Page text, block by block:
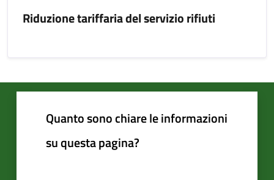
Riduzione tariffaria del servizio rifiuti
Quanto sono chiare le informazioni
su questa pagina?